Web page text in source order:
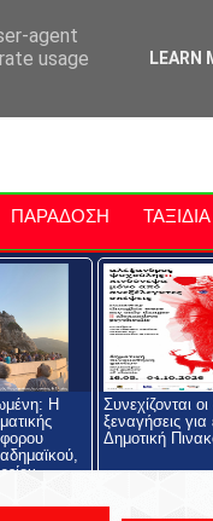
Polis
ΠΑΡΑΔΟΣΗ ΤΑΞΙΔΙΑ
Η
Συνεχίζονται
ξεναγήσεις για
Δημοτική
agent
usage
LEARN